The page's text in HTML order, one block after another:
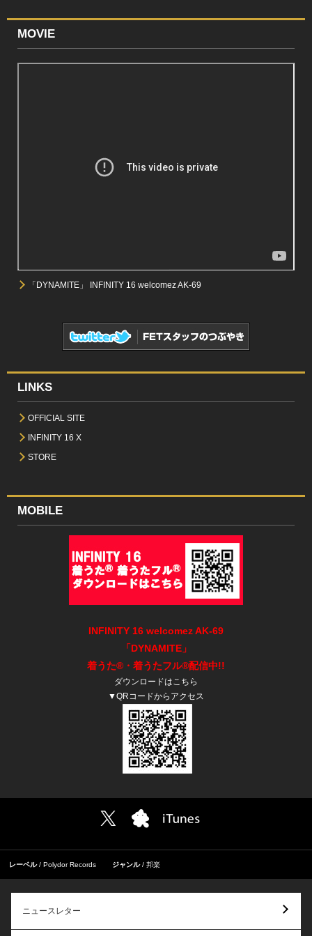
MOVIE
「DYNAMITE」 INFINITY 16 welcomez AK-69
LINKS
OFFICIAL SITE
INFINITY 16 X
STORE
MOBILE
INFINITY 16 welcomez AK-69
「DYNAMITE」
着うた®・着うたフル®配信中!!
ダウンロードはこちら
▼QRコードからアクセス
レーベル Polydor Records ジャンル 邦楽
ニュースレター